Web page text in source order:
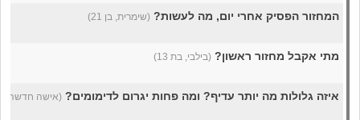
גאווה המחזור הפסיק אחרי יום, מה לעשות? (שימרית, בן 21)
מתי אקבל מחזור ראשון? (בילבי, בת 13)
איזה גלולות מה יותר עדיף? ומה פחות יגרום לדימומים? (אישה חדשה, בת